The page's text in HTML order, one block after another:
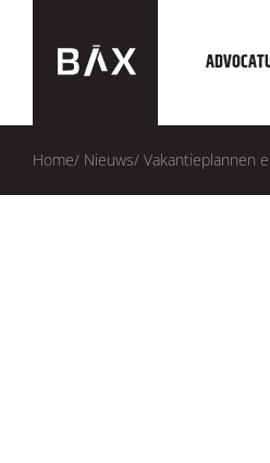
Home/ Nieuws/ Vakantieplannen